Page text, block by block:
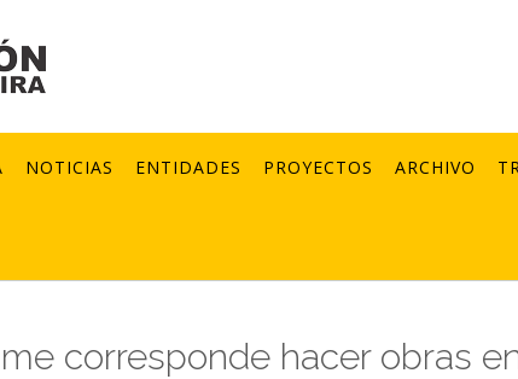
NOTICIAS ENTIDADES PROYECTOS ARCHIVO
corresponde hacer obras